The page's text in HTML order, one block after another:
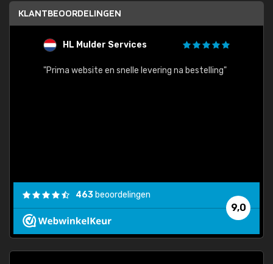
KLANTBEOORDELINGEN
HL Mulder Services
"Prima website en snelle levering na bestelling"
9,0
463 beoordelingen